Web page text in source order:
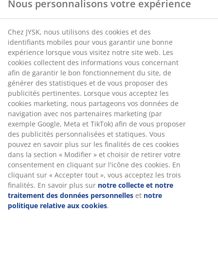
47 ANS D'OFFRES EXCEPTIONNELLES
3600 magasins dans 49 pays.
RACINES SCANDINAVES
Nous sommes représentés mondialement avec nos racines
scandinaves.
GARANTIE SUR LES MATELAS
Garantie de 25 ans sur nos matelas GOLD.
Nous personnalisons votre expérience
Chez JYSK, nous utilisons des cookies et des
identifiants mobiles pour vous garantir une bonne
expérience lorsque vous visitez notre site web. Les
cookies collectent des informations vous concernant
afin de garantir le bon fonctionnement du site, de
générer des statistiques et de vous proposer des
publicités pertinentes. Lorsque vous acceptez les
cookies marketing, nous partageons vos données de
navigation avec nos partenaires marketing (par
exemple Google, Meta et TikTok) afin de vous proposer
des publicités personnalisées et statiques. Vous
pouvez en savoir plus sur les finalités de ces cookies
dans la section « Modifier » et choisir de retirer votre
consentement en cliquant sur l'icône des cookies. En
cliquant sur « Accepter tout », vous acceptez les trois
finalités. En savoir plus sur notre collecte et notre
traitement des données personnelles et notre
politique relative aux cookies.